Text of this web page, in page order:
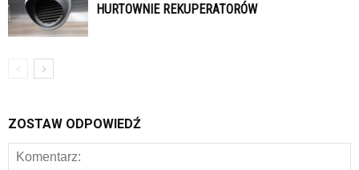
HURTOWNIE REKUPERATORÓW
ZOSTAW ODPOWIEDŹ